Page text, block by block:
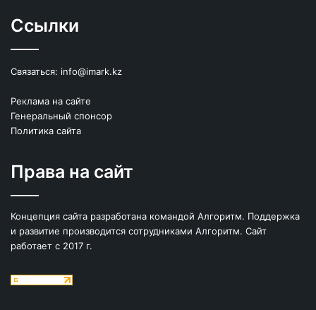
Ссылки
Связаться: info@imark.kz
Реклама на сайте
Генеральный спонсор
Политика сайта
Права на сайт
Концепция сайта разработана командой Алгоритм. Поддержка
и развитие производится сотрудниками Алгоритм. Сайт
работает с 2017 г.